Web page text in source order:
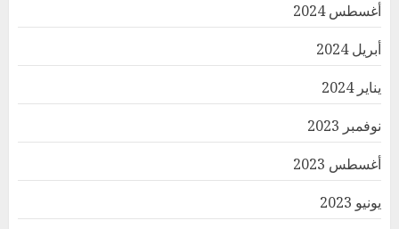
أغسطس 2024
أبريل 2024
يناير 2024
نوفمبر 2023
أغسطس 2023
يونيو 2023